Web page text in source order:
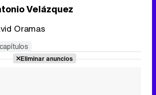
Velázquez
Oramas
Eliminar anuncios